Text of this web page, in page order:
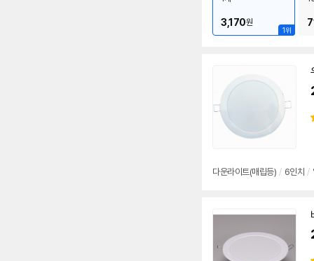
1위
3,170원
다운라이트(매립등) / 6인치 /